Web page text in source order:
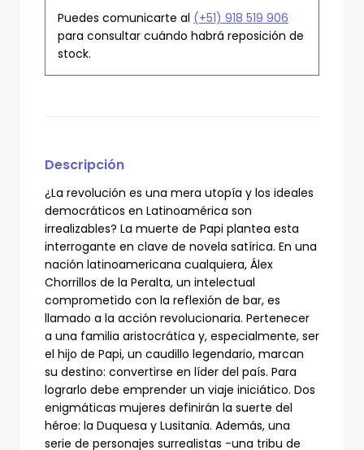
Puedes comunicarte al (+51) 918 519 906
para consultar cuándo habrá reposición de
stock.
Descripción
¿La revolución es una mera utopía y los ideales
democráticos en Latinoamérica son
irrealizables? La muerte de Papi plantea esta
interrogante en clave de novela satírica. En una
nación latinoamericana cualquiera, Álex
Chorrillos de la Peralta, un intelectual
comprometido con la reflexión de bar, es
llamado a la acción revolucionaria. Pertenecer
a una familia aristocrática y, especialmente, ser
el hijo de Papi, un caudillo legendario, marcan
su destino: convertirse en líder del país. Para
lograrlo debe emprender un viaje iniciático. Dos
enigmáticas mujeres definirán la suerte del
héroe: la Duquesa y Lusitania. Además, una
serie de personajes surrealistas -una tribu de